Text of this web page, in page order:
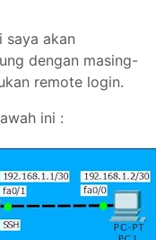
saya akan
dengan masing-
remote login.
ini :